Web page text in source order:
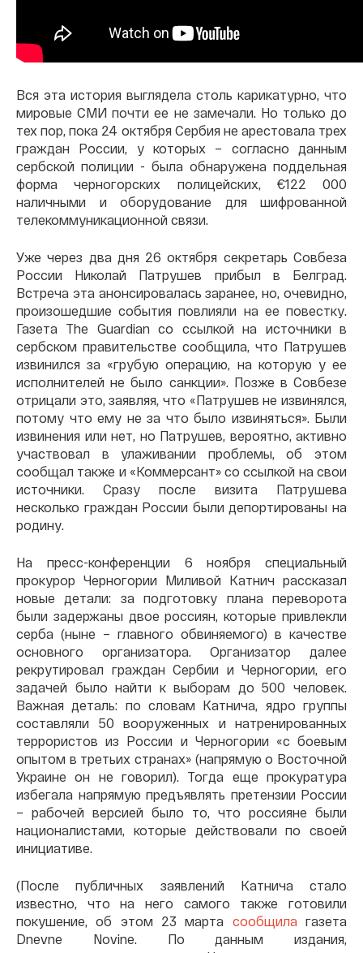
Вся эта история выглядела столь карикатурно, что
мировые СМИ почти ее не замечали. Но только до
тех пор, пока 24 октября Сербия не арестовала трех
граждан России, у которых – согласно данным
сербской полиции - была обнаружена поддельная
форма черногорских полицейских, €122 000
наличными и оборудование для шифрованной
телекоммуникационной связи.
Уже через два дня 26 октября секретарь Совбеза
России Николай Патрушев прибыл в Белград.
Встреча эта анонсировалась заранее, но, очевидно,
произошедшие события повлияли на ее повестку.
Газета The Guardian со ссылкой на источники в
сербском правительстве сообщила, что Патрушев
извинился за «грубую операцию, на которую у ее
исполнителей не было санкции». Позже в Совбезе
отрицали это, заявляя, что «Патрушев не извинялся,
потому что ему не за что было извиняться». Были
извинения или нет, но Патрушев, вероятно, активно
участвовал в улаживании проблемы, об этом
сообщал также и «Коммерсант» со ссылкой на свои
источники. Сразу после визита Патрушева
несколько граждан России были депортированы на
родину.
На пресс-конференции 6 ноября специальный
прокурор Черногории Миливой Катнич рассказал
новые детали: за подготовку плана переворота
были задержаны двое россиян, которые привлекли
серба (ныне – главного обвиняемого) в качестве
основного организатора. Организатор далее
рекрутировал граждан Сербии и Черногории, его
задачей было найти к выборам до 500 человек.
Важная деталь: по словам Катнича, ядро группы
составляли 50 вооруженных и натренированных
террористов из России и Черногории «с боевым
опытом в третьих странах» (напрямую о Восточной
Украине он не говорил). Тогда еще прокуратура
избегала напрямую предъявлять претензии России
– рабочей версией было то, что россияне были
националистами, которые действовали по своей
инициативе.
(После публичных заявлений Катнича стало
известно, что на него самого также готовили
покушение, об этом 23 марта сообщила газета
Dnevne Novine. По данным издания,